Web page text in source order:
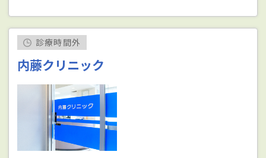
診療時間外
内藤クリニック